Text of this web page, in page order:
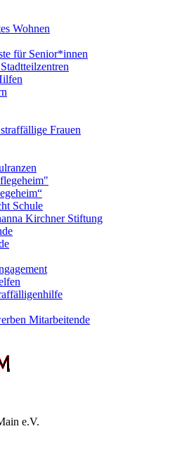
Wohnen
für Senior*innen
Frauen
Schule
Kirchner Stiftung
Mitarbeitende
e.V.